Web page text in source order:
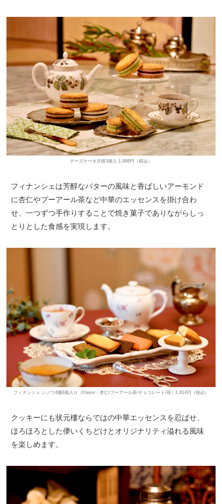
チーズケーキ月餅3個入 1,998円（税込）
フィナンシェは芳醇なバターの風味と香ばしいアーモンド
に杏仁やプーアール茶など中華のエッセンスを掛け合わ
せ、一つずつ手作りすることで焼き菓子でありながらしっ
とりとした食感を実現します。
フィナンシェ シノワ4種8個入り（Flavor：杏仁/プーアール茶/チョコレート/苺）1,814円（税込）
クッキーにも状元樓ならではの中華エッセンスを忍ばせ、
ほろほろとした儚いくちどけとオリジナリティ溢れる風味
を楽しめます。